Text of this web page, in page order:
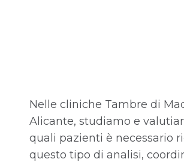
Nelle cliniche Tambre di
Alicante, studiamo e
quali pazienti è necessario
questo tipo di analisi,